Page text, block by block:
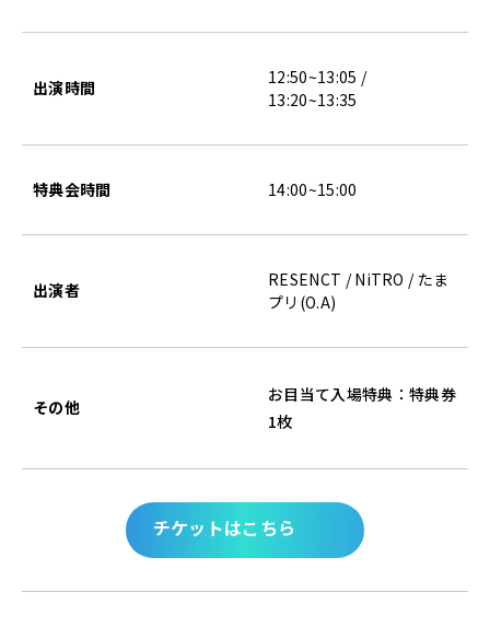
出演時間
12:50~13:05 /
13:20~13:35
特典会時間 14:00~15:00
出演者
RESENCT / NiTRO / たま
プリ(O.A)
その他
お目当て入場特典：特典券
1枚
チケットはこちら